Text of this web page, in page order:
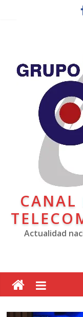
CANAL
Actualidad